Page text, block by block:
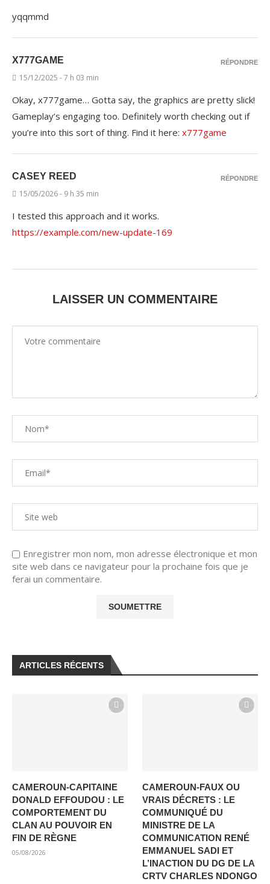
yqqmmd
X777GAME
15/12/2025 - 7 h 03 min
Okay, x777game… Gotta say, the graphics are pretty slick!
Gameplay’s engaging too. Definitely worth checking out if
you’re into this sort of thing. Find it here: x777game
RÉPONDRE
CASEY REED
15/05/2026 - 9 h 35 min
I tested this approach and it works.
https://example.com/new-update-169
RÉPONDRE
LAISSER UN COMMENTAIRE
Enregistrer mon nom, mon adresse électronique et mon
site web dans ce navigateur pour la prochaine fois que je
ferai un commentaire.
ARTICLES RÉCENTS
CAMEROUN-CAPITAINE
DONALD EFFOUDOU : LE
COMPORTEMENT DU
CLAN AU POUVOIR EN
FIN DE RÈGNE
05/08/2026
CAMEROUN-FAUX OU
VRAIS DÉCRETS : LE
COMMUNIQUÉ DU
MINISTRE DE LA
COMMUNICATION RENÉ
EMMANUEL SADI ET
L’INACTION DU DG DE LA
CRTV CHARLES NDONGO